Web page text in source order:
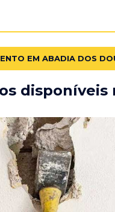
EM ABADIA DOS
disponíveis